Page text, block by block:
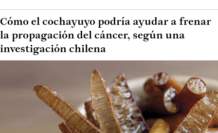
Cómo el cochayuyo podría ayudar a frenar
la propagación del cáncer, según una
investigación chilena